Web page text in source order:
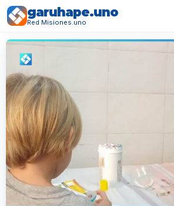
garuhape.uno
Red Misiones.uno